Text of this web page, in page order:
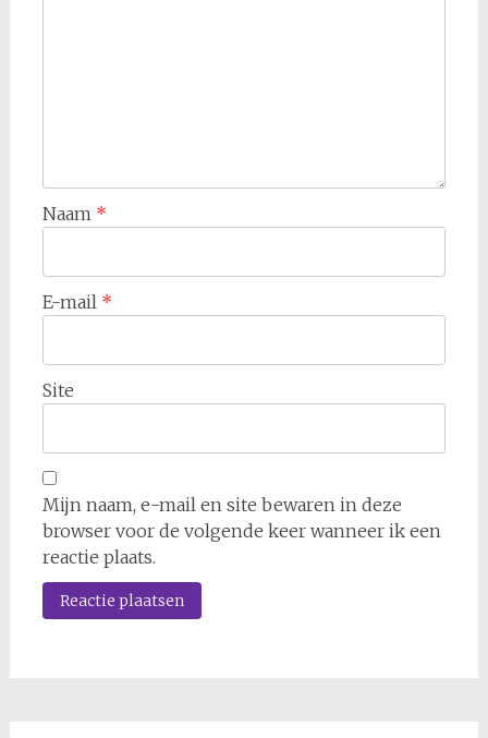
Naam *
E-mail *
Site
Mijn naam, e-mail en site bewaren in deze
browser voor de volgende keer wanneer ik een
reactie plaats.